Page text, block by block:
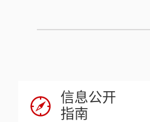
信息公开
指南